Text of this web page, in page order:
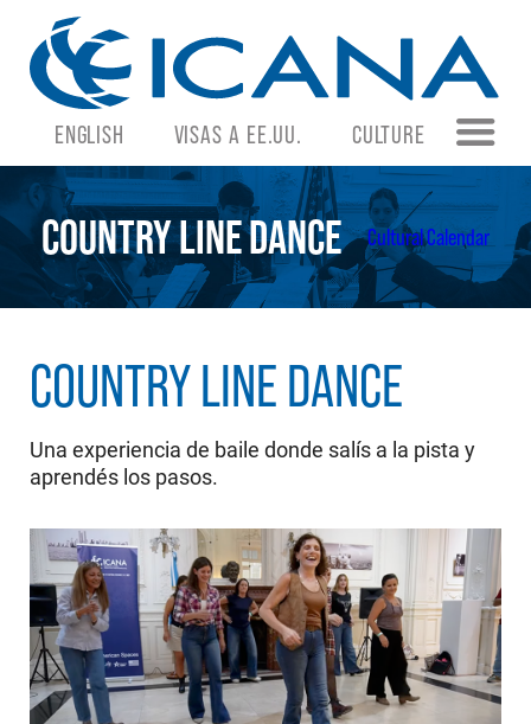
ENGLISH VISAS A EE.UU. CULTURE
COUNTRY LINE DANCE Cultural Calendar
COUNTRY LINE DANCE
Una experiencia de baile donde salís a la pista y
aprendés los pasos.